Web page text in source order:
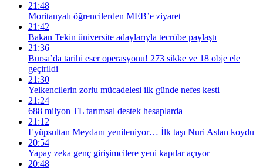
21:48
Moritanyalı öğrencilerden MEB’e ziyaret
21:42
Bakan Tekin üniversite adaylarıyla tecrübe paylaştı
21:36
Bursa’da tarihi eser operasyonu! 273 sikke ve 18 obje ele
geçirildi
21:30
Yelkencilerin zorlu mücadelesi ilk günde nefes kesti
21:24
688 milyon TL tarımsal destek hesaplarda
21:12
Eyüpsultan Meydanı yenileniyor… İlk taşı Nuri Aslan koydu
20:54
Yapay zeka genç girişimcilere yeni kapılar açıyor
20:48